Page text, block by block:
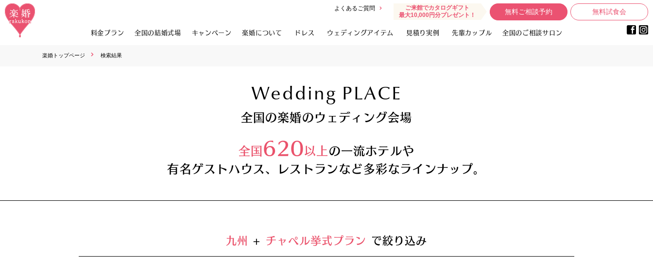
よくあるご質問
ご来館でカタログギフト
最大10,000円分プレゼント！
無料ご相談予約 無料試食会
料金プラン 全国の結婚式場 キャンペーン 楽婚について ドレス ウェディングアイテム 見積り実例 先輩カップル 全国のご相談サロン
楽婚トップページ 検索結果
Wedding PLACE
全国の楽婚のウェディング会場
全国620以上の一流ホテルや
有名ゲストハウス、レストランなど多彩なラインナップ。
九州 + チャペル挙式プラン で絞り込み